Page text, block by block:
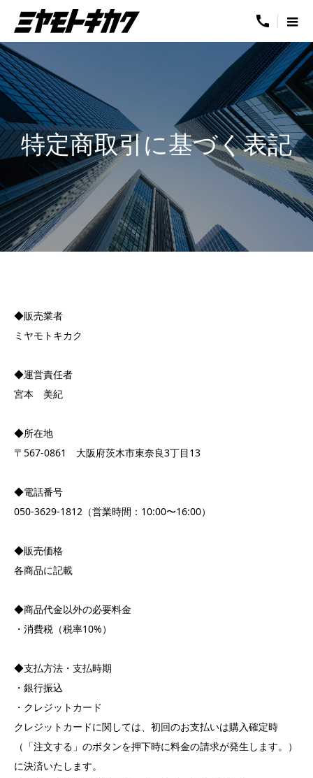
call
特定商取引に基づく表記
◆販売業者
ミヤモトキカク
◆運営責任者
宮本 美紀
◆所在地
〒567-0861 大阪府茨木市東奈良3丁目13
◆電話番号
050-3629-1812（営業時間：10:00〜16:00）
◆販売価格
各商品に記載
◆商品代金以外の必要料金
・消費税（税率10%）
◆支払方法・支払時期
・銀行振込
・クレジットカード
クレジットカードに関しては、初回のお支払いは購入確定時
（「注文する」のボタンを押下時に料金の請求が発生します。）
に決済いたします。